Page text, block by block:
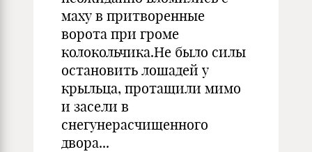
маху в притворенные
ворота при громе
колокольчика.Не было силы
остановить лошадей у
крыльца, протащили мимо
и засели в
снегунерасчищенного
двора...